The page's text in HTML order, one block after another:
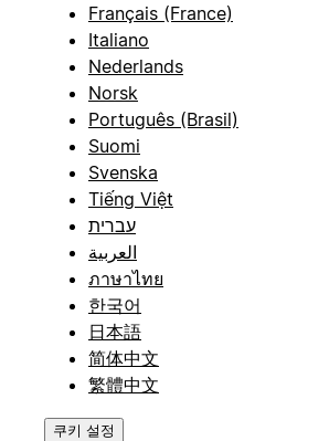
Français (France)
Italiano
Nederlands
Norsk
Português (Brasil)
Suomi
Svenska
Tiếng Việt
עברית
العربية
ภาษาไทย
한국어
日本語
简体中文
繁體中文
쿠키 설정